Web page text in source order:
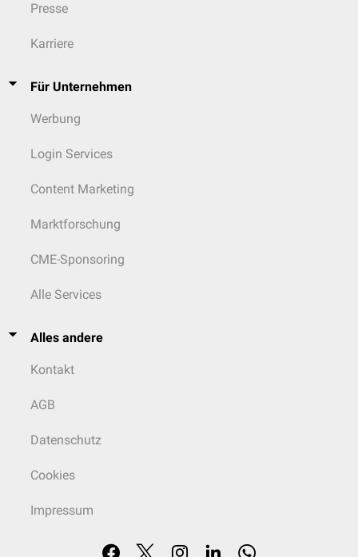
Presse
Karriere
Für Unternehmen
Werbung
Login Services
Content Marketing
Marktforschung
CME-Sponsoring
Alle Services
Alles andere
Kontakt
AGB
Datenschutz
Cookies
Impressum